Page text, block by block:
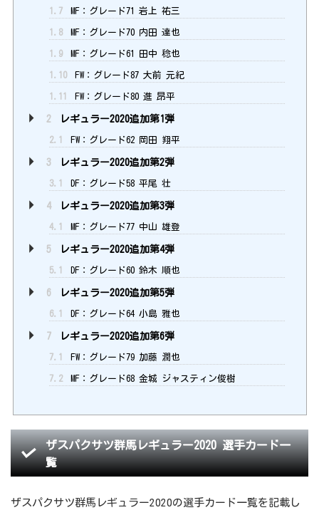
1.7 MF：グレード71 岩上 祐三
1.8 MF：グレード70 内田 達也
1.9 MF：グレード61 田中 稔也
1.10 FW：グレード87 大前 元紀
1.11 FW：グレード80 進 昂平
2 レギュラー2020追加第1弾
2.1 FW：グレード62 岡田 翔平
3 レギュラー2020追加第2弾
3.1 DF：グレード58 平尾 壮
4 レギュラー2020追加第3弾
4.1 MF：グレード77 中山 雄登
5 レギュラー2020追加第4弾
5.1 DF：グレード60 鈴木 順也
6 レギュラー2020追加第5弾
6.1 DF：グレード64 小島 雅也
7 レギュラー2020追加第6弾
7.1 FW：グレード79 加藤 潤也
7.2 MF：グレード68 金城 ジャスティン俊樹
ザスパクサツ群馬レギュラー2020 選手カード一
覧
ザスパクサツ群馬レギュラー2020の選手カード一覧を記載し